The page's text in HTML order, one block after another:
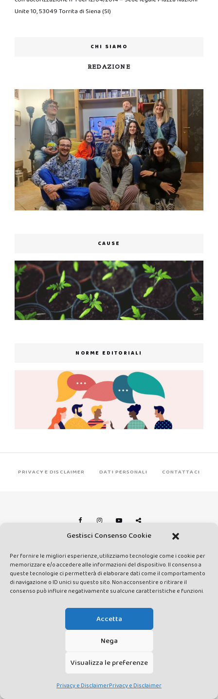
Gestisci Consenso Cookie
Per fornire le migliori esperienze, utilizziamo tecnologie come i cookie per
memorizzare e/o accedere alle informazioni del dispositivo. Il consenso a
queste tecnologie ci permetterà di elaborare dati come il comportamento
di navigazione o ID unici su questo sito. Non acconsentire o ritirare il
consenso può influire negativamente su alcune caratteristiche e funzioni.
Accetta
Nega
Visualizza le preferenze
Privacy e DisclaimerPrivacy e Disclaimer
Unite 10, 53049 Torrita di Siena (SI)
CHI SIAMO
REDAZIONE
CAUSE
NORME EDITORIALI
PRIVACY E DISCLAIMER DATI PERSONALI CONTATTACI
rights reserved - Testata registrata presso il Tribunale di Siena con
autorizzazione n°1 del 12/04/2014 - Direttrice Responsabile: Chiara
Cacace - E-mail: direzione@lavaldichiana.it - Editore: Valdichiana
Media Srl – P.IVA e C.F. 01377300528 –
10, Torrita di Siena (SI) - Iscrizione al Registro degli Operatori di
Comunicazione n.24374 del 24/03/2014